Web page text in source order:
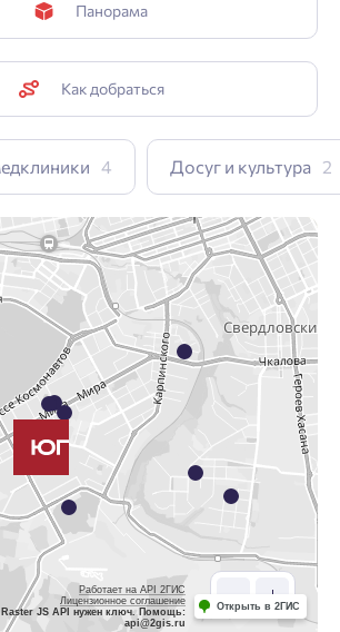
Панорама
Как добраться
4 Досуг и культура 2
Работает на API 2ГИС
Лицензионное соглашение
JS API нужен ключ. Помощь:
api@2gis.ru
Открыть в 2ГИС